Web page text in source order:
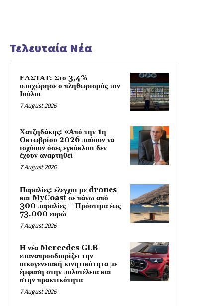
Τελευταία Νέα
ΕΛΣΤΑΤ: Στο 3,4%
υποχώρησε ο πληθωρισμός τον
Ιούλιο
7 August 2026
Χατζηδάκης: «Από την 1η
Οκτωβρίου 2026 παύουν να
ισχύουν όσες εγκύκλιοι δεν
έχουν αναρτηθεί
7 August 2026
Παραλίες: έλεγχοι με drones
και MyCoast σε πάνω από
300 παραλίες – Πρόστιμα έως
73.000 ευρώ
7 August 2026
Η νέα Mercedes GLB
επαναπροσδιορίζει την
οικογενειακή κινητικότητα με
έμφαση στην πολυτέλεια και
στην πρακτικότητα
7 August 2026